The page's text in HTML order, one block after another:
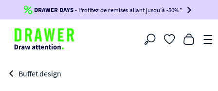
Jusqu'à-100€*sur votre commande !
BIKINI100
-voir conditions en bas de page-
DRAWER DAYS- Profitez de remises allant jusqu'à -50%*
Filtrer
Buffet design